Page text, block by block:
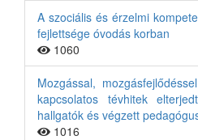
A szociális és érzelmi
fejlettsége óvodás korban
1060
Mozgással,
kapcsolatos tévhitek
hallgatók és végzett
1016